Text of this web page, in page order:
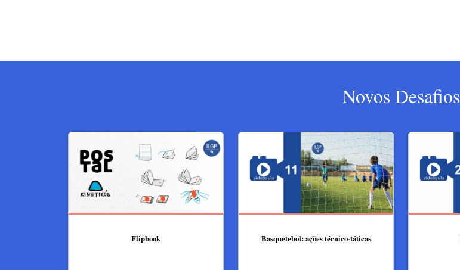
Novos Desafios
Flipbook Basquetebol: ações técnico-táticas